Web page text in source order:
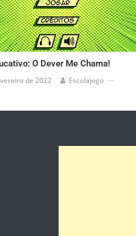
O Dever Me Chama!
de 2022 Escolajogo